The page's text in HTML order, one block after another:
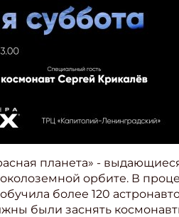
планета» -
орбите. В
более 120
были заснять